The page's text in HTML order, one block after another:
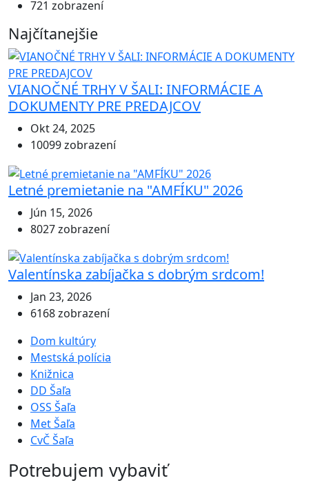
721 zobrazení
Najčítanejšie
VIANOČNÉ TRHY V ŠALI: INFORMÁCIE A
DOKUMENTY PRE PREDAJCOV
Okt 24, 2025
10099 zobrazení
Letné premietanie na "AMFÍKU" 2026
Jún 15, 2026
8027 zobrazení
Valentínska zabíjačka s dobrým srdcom!
Jan 23, 2026
6168 zobrazení
Dom kultúry
Mestská polícia
Knižnica
DD Šaľa
OSS Šaľa
Met Šaľa
CvČ Šaľa
Potrebujem vybaviť